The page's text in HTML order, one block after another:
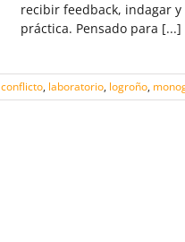
recibir feedback, indagar
práctica. Pensado para [...]
conflicto, laboratorio, logroño,